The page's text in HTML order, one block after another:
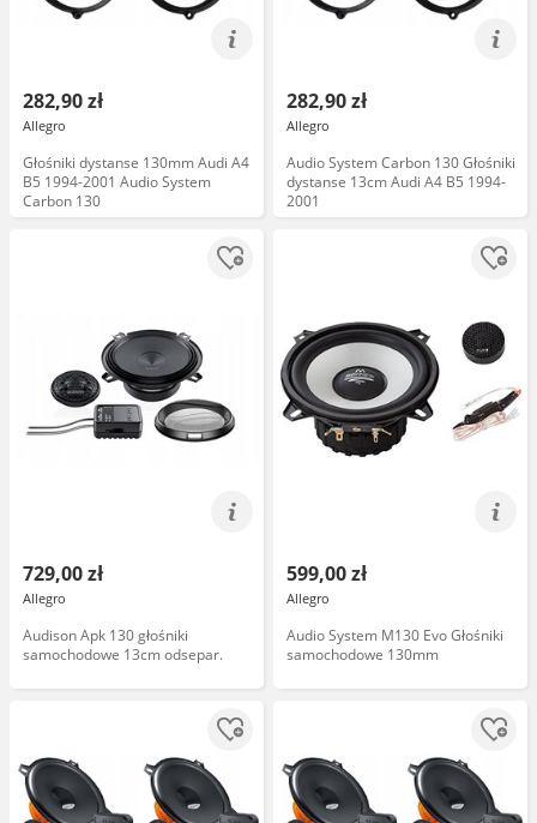
282,90 zł
Allegro
Głośniki dystanse 130mm Audi A4
B5 1994-2001 Audio System
Carbon 130
282,90 zł
Allegro
Audio System Carbon 130 Głośniki
dystanse 13cm Audi A4 B5 1994-
2001
729,00 zł
Allegro
Audison Apk 130 głośniki
samochodowe 13cm odsepar.
599,00 zł
Allegro
Audio System M130 Evo Głośniki
samochodowe 130mm